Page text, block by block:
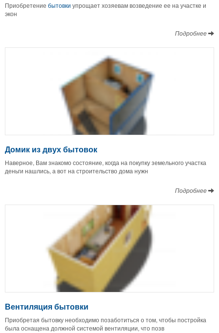
Приобретение бытовки упрощает хозяевам возведение ее на участке и
экон
Подробнее
Домик из двух бытовок
Наверное, Вам знакомо состояние, когда на покупку земельного участка
деньги нашлись, а вот на строительство дома нужн
Подробнее
Вентиляция бытовки
Приобретая бытовку необходимо позаботиться о том, чтобы постройка
была оснащена должной системой вентиляции, что позв